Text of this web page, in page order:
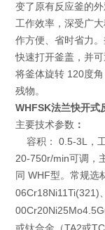
变了原有反应釜的
工作效率，深受广
作方便、省时省力
快速打开釜盖，并
将釜体旋转 120度
残物。
WHFSK法兰快开式
主要技术参数 ：
容积： 0.5-3L，
20-750r/min可调，
同 WHF型。常规选
06Cr18Ni11Ti(321)